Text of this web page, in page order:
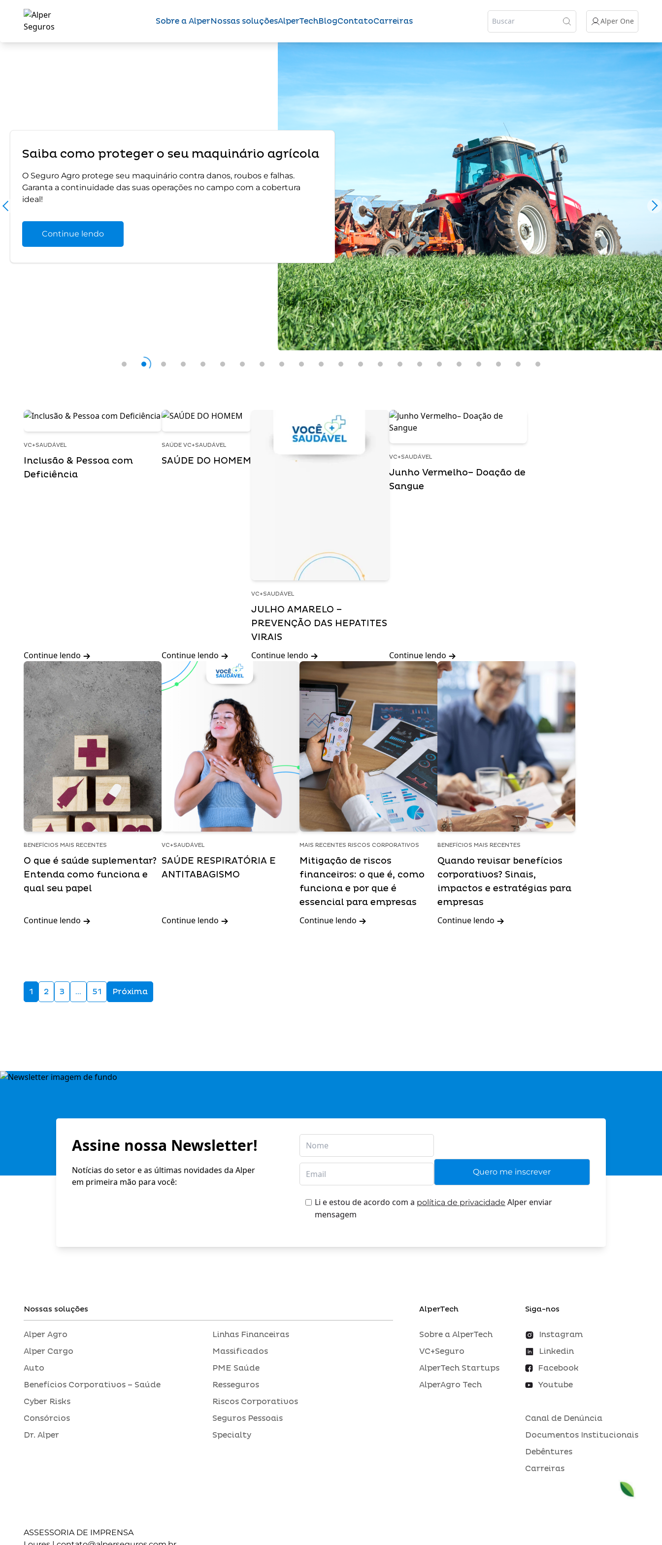
Sobre a AlperNossas soluçõesAlperTechBlogContatoCarreiras Alper One
Saiba como proteger o seu maquinário agrícola
O Seguro Agro protege seu maquinário contra danos, roubos e falhas.
Garanta a continuidade das suas operações no campo com a cobertura
ideal!
Continue lendo
VC+SAUDÁVEL
Inclusão & Pessoa com
Deficiência
Continue lendo
SAÚDE VC+SAUDÁVEL
SAÚDE DO HOMEM
Continue lendo
VC+SAUDÁVEL
JULHO AMARELO –
PREVENÇÃO DAS HEPATITES
VIRAIS
Continue lendo
VC+SAUDÁVEL
Junho Vermelho– Doação de
Sangue
Continue lendo
BENEFÍCIOS MAIS RECENTES
O que é saúde suplementar?
Entenda como funciona e
qual seu papel
Continue lendo
VC+SAUDÁVEL
SAÚDE RESPIRATÓRIA E
ANTITABAGISMO
Continue lendo
MAIS RECENTES RISCOS CORPORATIVOS
Mitigação de riscos
financeiros: o que é, como
funciona e por que é
essencial para empresas
Continue lendo
BENEFÍCIOS MAIS RECENTES
Quando revisar benefícios
corporativos? Sinais,
impactos e estratégias para
empresas
Continue lendo
1 2 3 … 51 Próxima
Assine nossa Newsletter!
Notícias do setor e as últimas novidades da Alper
em primeira mão para você:
Li e estou de acordo com a política de privacidade Alper enviar
mensagem
Nossas soluções
Alper Agro
Alper Cargo
Auto
Benefícios Corporativos – Saúde
Cyber Risks
Consórcios
Dr. Alper
Linhas Financeiras
Massificados
PME Saúde
Resseguros
Riscos Corporativos
Seguros Pessoais
Specialty
AlperTech
Sobre a AlperTech
VC+Seguro
AlperTech Startups
AlperAgro Tech
Siga-nos
Instagram
Linkedin
Facebook
Youtube
Canal de Denúncia
Documentos Institucionais
Debêntures
Carreiras
ASSESSORIA DE IMPRENSA